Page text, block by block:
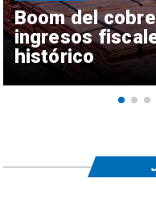
Boom del
ingresos
histórico